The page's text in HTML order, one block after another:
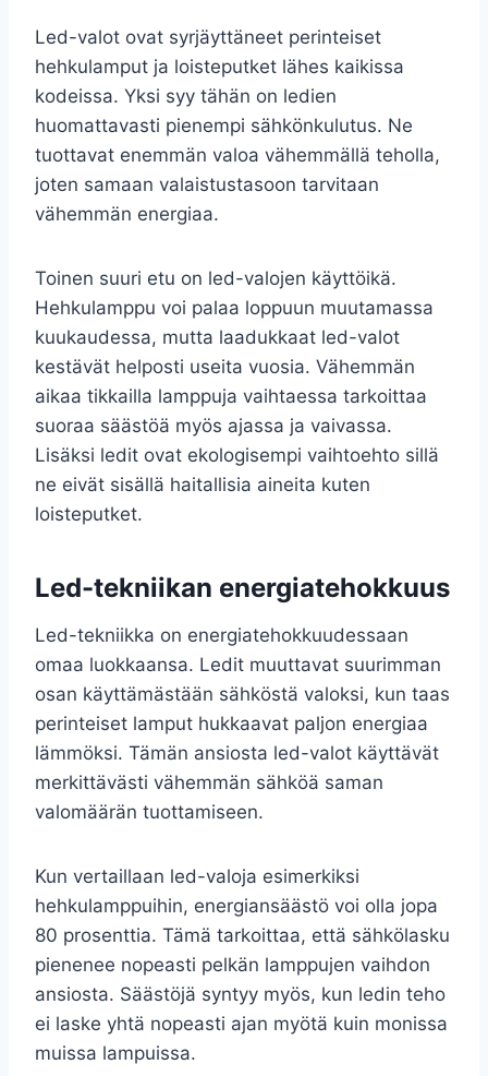
Led-valot ovat syrjäyttäneet perinteiset
hehkulamput ja loisteputket lähes kaikissa
kodeissa. Yksi syy tähän on ledien
huomattavasti pienempi sähkönkulutus. Ne
tuottavat enemmän valoa vähemmällä teholla,
joten samaan valaistustasoon tarvitaan
vähemmän energiaa.
Toinen suuri etu on led-valojen käyttöikä.
Hehkulamppu voi palaa loppuun muutamassa
kuukaudessa, mutta laadukkaat led-valot
kestävät helposti useita vuosia. Vähemmän
aikaa tikkailla lamppuja vaihtaessa tarkoittaa
suoraa säästöä myös ajassa ja vaivassa.
Lisäksi ledit ovat ekologisempi vaihtoehto sillä
ne eivät sisällä haitallisia aineita kuten
loisteputket.
Led-tekniikan energiatehokkuus
Led-tekniikka on energiatehokkuudessaan
omaa luokkaansa. Ledit muuttavat suurimman
osan käyttämästään sähköstä valoksi, kun taas
perinteiset lamput hukkaavat paljon energiaa
lämmöksi. Tämän ansiosta led-valot käyttävät
merkittävästi vähemmän sähköä saman
valomäärän tuottamiseen.
Kun vertaillaan led-valoja esimerkiksi
hehkulamppuihin, energiansäästö voi olla jopa
80 prosenttia. Tämä tarkoittaa, että sähkölasku
pienenee nopeasti pelkän lamppujen vaihdon
ansiosta. Säästöjä syntyy myös, kun ledin teho
ei laske yhtä nopeasti ajan myötä kuin monissa
muissa lampuissa.